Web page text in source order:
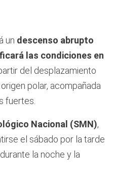
un descenso abrupto
las condiciones en
del desplazamiento
polar, acompañada
fuertes.
Nacional (SMN),
el sábado por la tarde
la noche y la